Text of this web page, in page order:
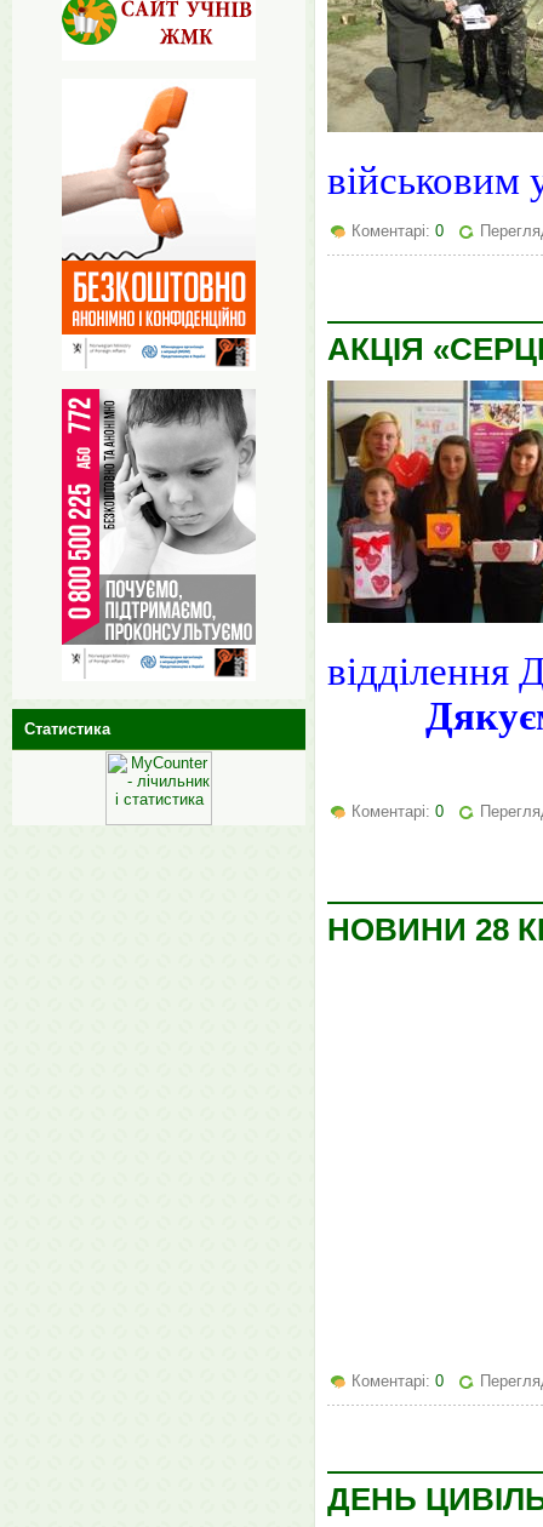
військовим
Коментарі: 0
АКЦІЯ
відділення
Коментарі: 0
НОВИНИ 28
Коментарі: 0
ДЕНЬ
Статистика